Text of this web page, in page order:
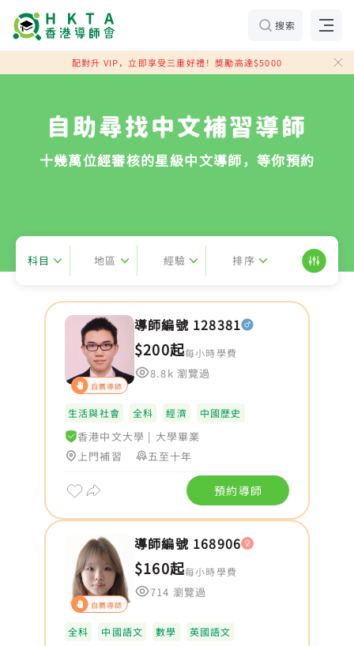
搜索
配對升 VIP，立即享受三重好禮！獎勵高達$5000
自助尋找中文補習導師
十幾萬位經審核的星級中文導師，等你預約
科目 地區 經驗 排序
自薦導師
導師編號 128381
$200起每小時學費
8.8k 瀏覽過
生活與社會 全科 經濟 中國歷史
香港中文大學 | 大學畢業
上門補習
五至十年
預約導師
自薦導師
導師編號 168906
$160起每小時學費
714 瀏覽過
全科 中國語文 數學 英國語文